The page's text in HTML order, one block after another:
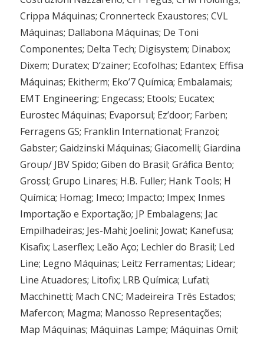
Crippa Máquinas; Cronnerteck Exaustores; CVL
Máquinas; Dallabona Máquinas; De Toni
Componentes; Delta Tech; Digisystem; Dinabox;
Dixem; Duratex; D’zainer; Ecofolhas; Edantex; Effisa
Máquinas; Ekitherm; Eko’7 Química; Embalamais;
EMT Engineering; Engecass; Etools; Eucatex;
Eurostec Máquinas; Evaporsul; Ez’door; Farben;
Ferragens GS; Franklin International; Franzoi;
Gabster; Gaidzinski Máquinas; Giacomelli; Giardina
Group/ JBV Spido; Giben do Brasil; Gráfica Bento;
Grossl; Grupo Linares; H.B. Fuller; Hank Tools; H
Química; Homag; Imeco; Impacto; Impex; Inmes
Importação e Exportação; JP Embalagens; Jac
Empilhadeiras; Jes-Mahi; Joelini; Jowat; Kanefusa;
Kisafix; Laserflex; Leão Aço; Lechler do Brasil; Led
Line; Legno Máquinas; Leitz Ferramentas; Lidear;
Line Atuadores; Litofix; LRB Química; Lufati;
Macchinetti; Mach CNC; Madeireira Três Estados;
Mafercon; Magma; Manosso Representações;
Map Máquinas; Máquinas Lampe; Máquinas Omil;